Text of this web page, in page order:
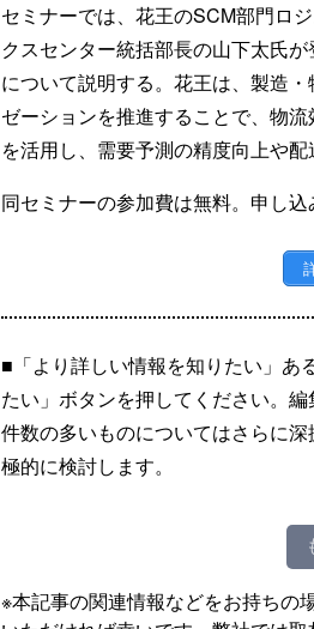
セミナーでは、花王のSCM部門ロ
クスセンター統括部長の山下太氏
について説明する。花王は、製造
ゼーションを推進することで、物
を活用し、需要予測の精度向上や配
同セミナーの参加費は無料。申し込
■「より詳しい情報を知りたい」あ
たい」ボタンを押してください。
件数の多いものについてはさらに
極的に検討します。
※本記事の関連情報などをお持ちの